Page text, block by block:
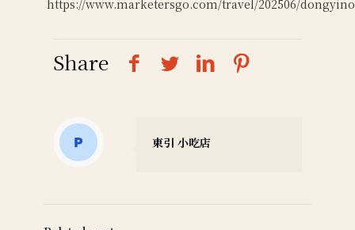
https://www.marketersgo.com/travel/202506/
Share
東引 小吃店